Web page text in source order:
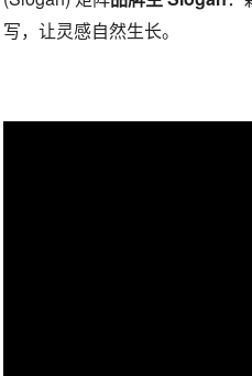
写，让灵感自然生长。